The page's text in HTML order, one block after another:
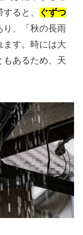
ると、
ぐずつ
り、「秋の長雨
ます。時には大
もあるため、天